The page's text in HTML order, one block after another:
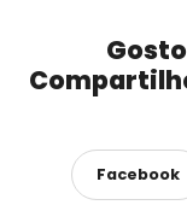
Facebook